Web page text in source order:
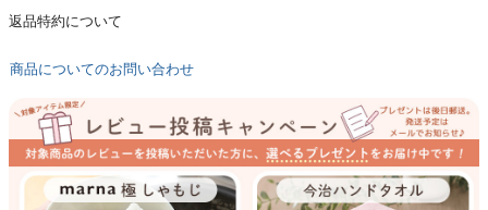
返品特約について
商品についてのお問い合わせ